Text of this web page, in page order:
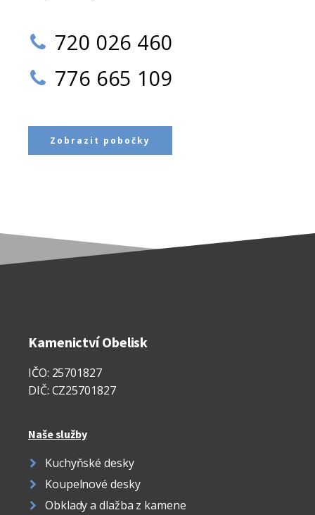
720 026 460
776 665 109
Zobrazit pobočky
Kamenictví Obelisk
IČO: 25701827
DIČ: CZ25701827
Naše služby
Kuchyňské desky
Koupelnové desky
Obklady a dlažba z kamene